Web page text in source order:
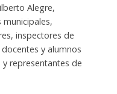
Alegre,
inspectores de
y alumnos
representantes de